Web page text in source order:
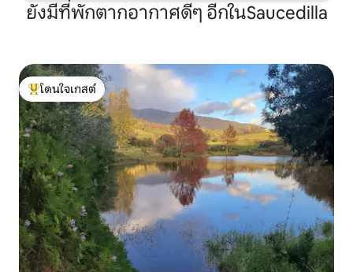
ยังมีที่พักตากอากาศดีๆ อีกในSaucedilla
โดนใจเกสต์ที่สุด
โดนใจเกสต์